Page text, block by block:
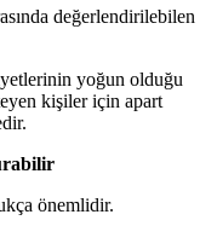
değerlendirilebilen
yoğun olduğu
kişiler için apart
önemlidir.